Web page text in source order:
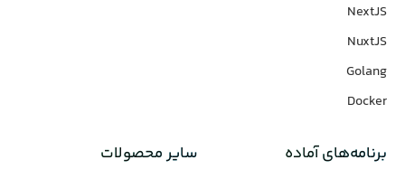
NextJS
NuxtJS
Golang
Docker
برنامه‌های‌ آماده سایر محصولات